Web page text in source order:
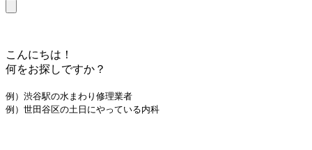
こんにちは！
何をお探しですか？
例）渋谷駅の水まわり修理業者
例）世田谷区の土日にやっている内科